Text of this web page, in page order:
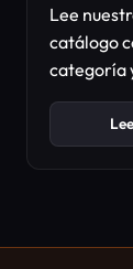
Lee
catálogo
categoría